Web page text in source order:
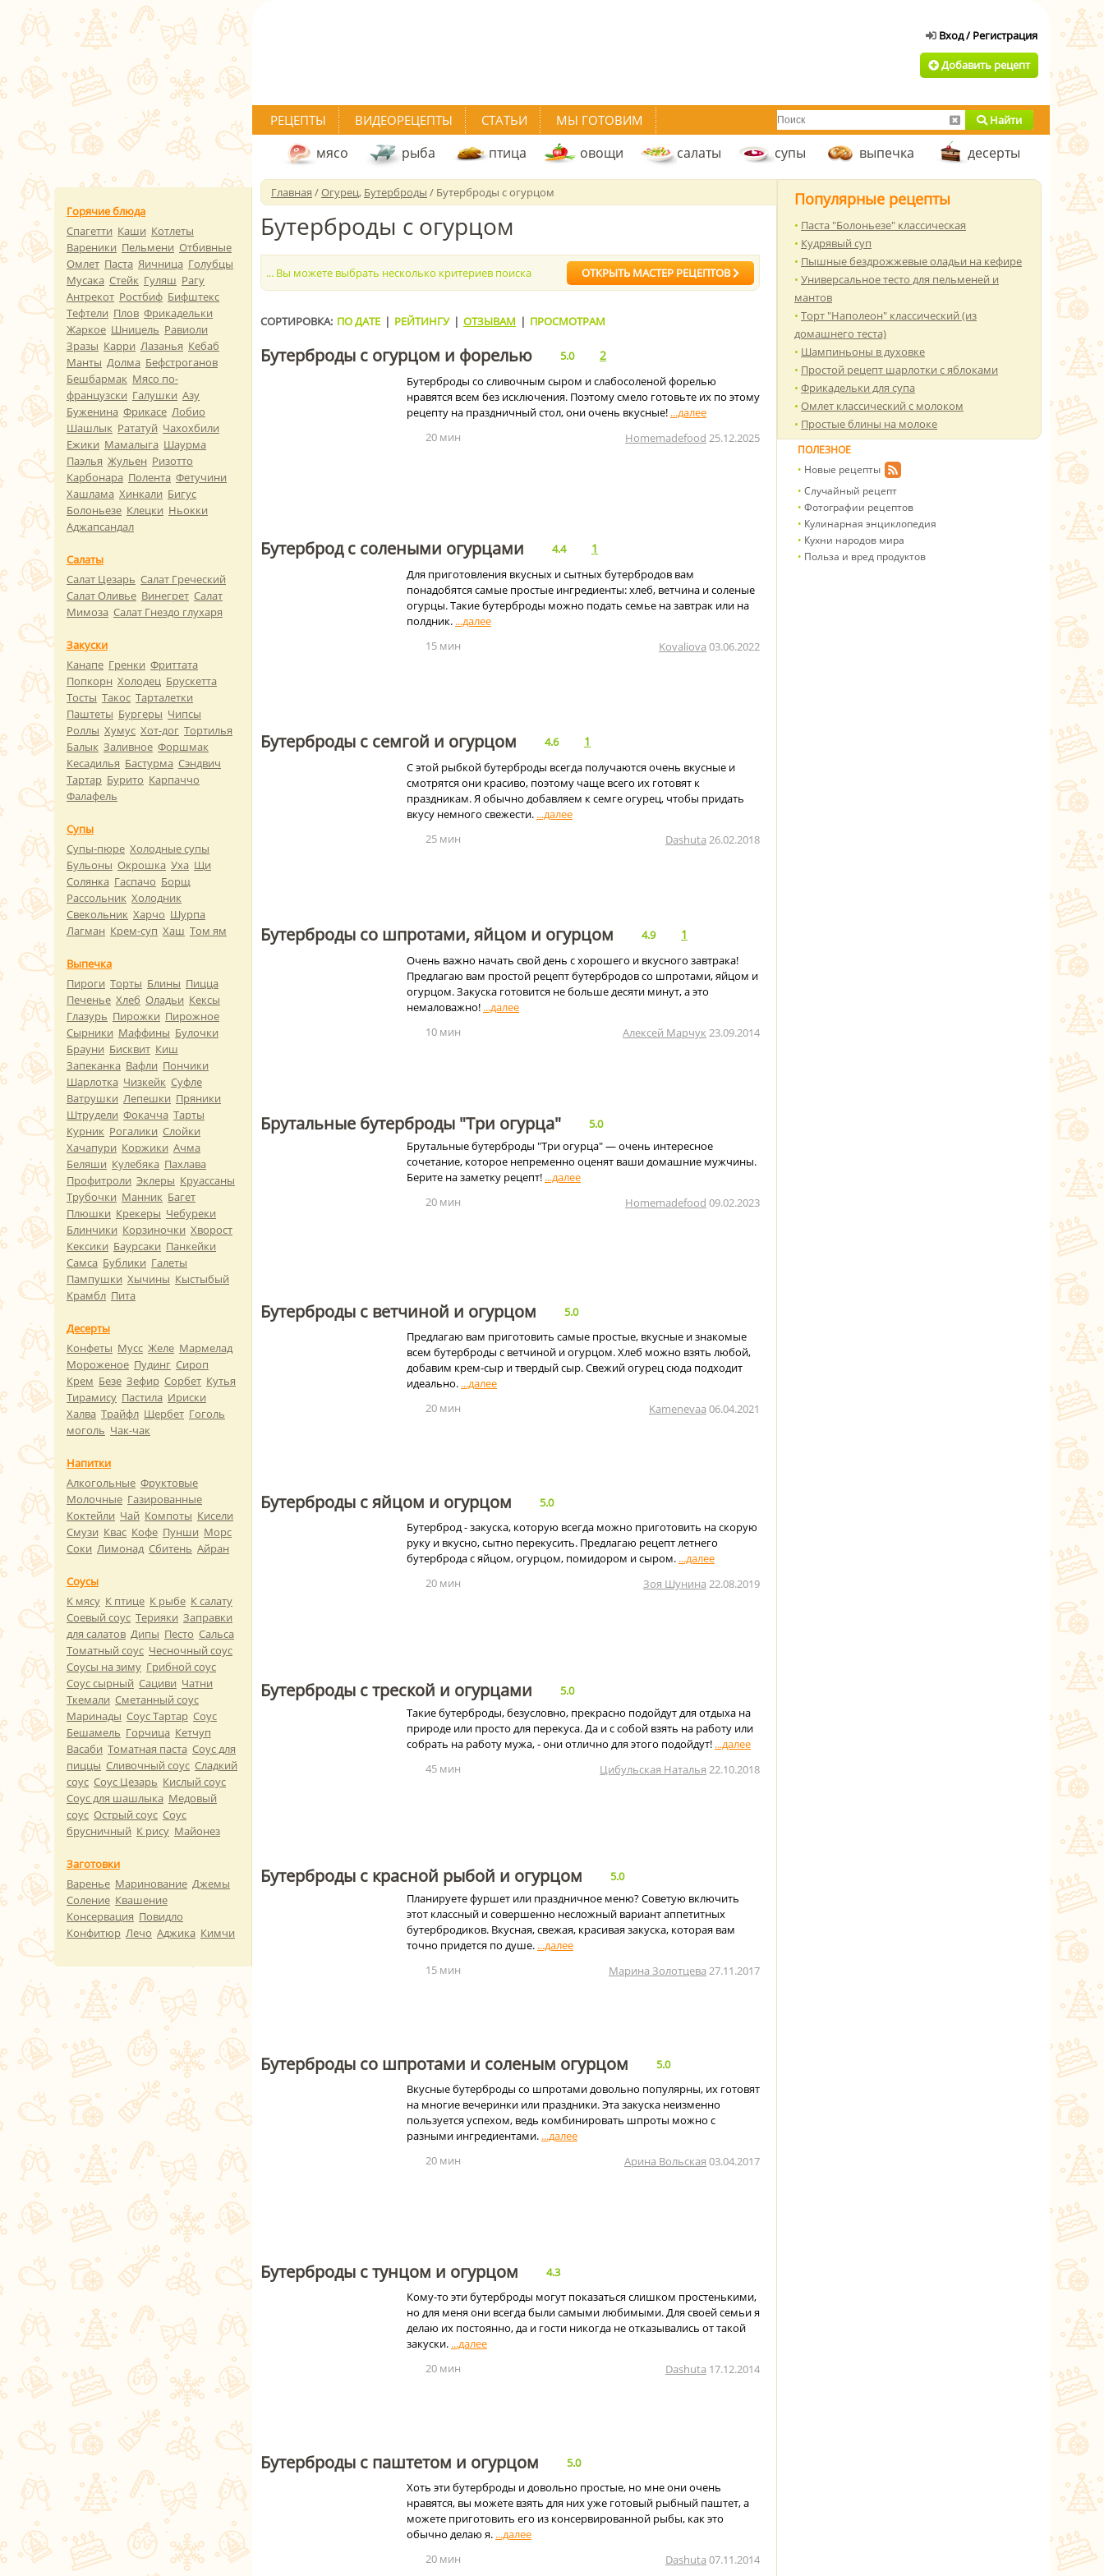
Добавить рецепт
РЕЦЕПТЫ ВИДЕОРЕЦЕПТЫ СТАТЬИ МЫ ГОТОВИМ Найти
мясо рыба птица овощи салаты супы выпечка десерты
Главная /Огурец, Бутерброды / Бутерброды с огурцом
Бутерброды с огурцом
... Вы можете выбрать несколько критериев поиска ОТКРЫТЬ МАСТЕР РЕЦЕПТОВ
СОРТИРОВКА: ПО ДАТЕ | РЕЙТИНГУ | ОТЗЫВАМ | ПРОСМОТРАМ
Бутерброды с огурцом и форелью 5.0 2
Бутерброды со сливочным сыром и слабосоленой форелью
нравятся всем без исключения. Поэтому смело готовьте их по этому
рецепту на праздничный стол, они очень вкусные!
20 мин
Homemadefood 25.12.2025
Бутерброд с солеными огурцами 4.4 1
Для приготовления вкусных и сытных бутербродов вам
понадобятся самые простые ингредиенты: хлеб, ветчина и соленые
огурцы. Такие бутерброды можно подать семье на завтрак или на
полдник.
15 мин
Kovaliova 03.06.2022
Бутерброды с семгой и огурцом 4.6 1
С этой рыбкой бутерброды всегда получаются очень вкусные и
смотрятся они красиво, поэтому чаще всего их готовят к
праздникам. Я обычно добавляем к семге огурец, чтобы придать
вкусу немного свежести.
25 мин
Dashuta 26.02.2018
Бутерброды со шпротами, яйцом и огурцом 4.9 1
Очень важно начать свой день с хорошего и вкусного завтрака!
Предлагаю вам простой рецепт бутербродов со шпротами, яйцом и
огурцом. Закуска готовится не больше десяти минут, а это
немаловажно!
10 мин
Алексей Марчук 23.09.2014
Брутальные бутерброды "Три огурца"
5.0
Брутальные бутерброды "Три огурца" — очень интересное
сочетание, которое непременно оценят ваши домашние мужчины.
Берите на заметку рецепт!
20 мин
Homemadefood 09.02.2023
Бутерброды с ветчиной и огурцом
5.0
Предлагаю вам приготовить самые простые, вкусные и знакомые
всем бутерброды с ветчиной и огурцом. Хлеб можно взять любой,
добавим крем-сыр и твердый сыр. Свежий огурец сюда подходит
идеально.
20 мин
Kamenevaa 06.04.2021
Бутерброды с яйцом и огурцом
5.0
Бутерброд - закуска, которую всегда можно приготовить на скорую
руку и вкусно, сытно перекусить. Предлагаю рецепт летнего
бутерброда с яйцом, огурцом, помидором и сыром.
20 мин
Зоя Шунина 22.08.2019
Бутерброды с треской и огурцами
5.0
Такие бутерброды, безусловно, прекрасно подойдут для отдыха на
природе или просто для перекуса. Да и с собой взять на работу или
собрать на работу мужа, - они отлично для этого подойдут!
45 мин
Цибульская Наталья 22.10.2018
Бутерброды с красной рыбой и огурцом
5.0
Планируете фуршет или праздничное меню? Советую включить
этот классный и совершенно несложный вариант аппетитных
бутербродиков. Вкусная, свежая, красивая закуска, которая вам
точно придется по душе.
15 мин
Марина Золотцева 27.11.2017
Бутерброды со шпротами и соленым огурцом
5.0
Вкусные бутерброды со шпротами довольно популярны, их готовят
на многие вечеринки или праздники. Эта закуска неизменно
пользуется успехом, ведь комбинировать шпроты можно с
разными ингредиентами.
20 мин
Арина Вольская 03.04.2017
Бутерброды с тунцом и огурцом
4.3
Кому-то эти бутерброды могут показаться слишком простенькими,
но для меня они всегда были самыми любимыми. Для своей семьи я
делаю их постоянно, да и гости никогда не отказывались от такой
закуски.
20 мин
Dashuta 17.12.2014
Бутерброды с паштетом и огурцом
5.0
Хоть эти бутерброды и довольно простые, но мне они очень
нравятся, вы можете взять для них уже готовый рыбный паштет, а
можете приготовить его из консервированной рыбы, как это
обычно делаю я.
20 мин
Dashuta 07.11.2014
Популярные рецепты
Паста "Болоньезе" классическая
Кудрявый суп
Пышные бездрожжевые оладьи на кефире
Универсальное тесто для пельменей и
мантов
Торт "Наполеон" классический (из
домашнего теста)
Шампиньоны в духовке
Простой рецепт шарлотки с яблоками
Фрикадельки для супа
Омлет классический с молоком
Простые блины на молоке
ПОЛЕЗНОЕ
Новые рецепты
Случайный рецепт
Фотографии рецептов
Кулинарная энциклопедия
Кухни народов мира
Польза и вред продуктов
Горячие блюда
Спагетти Каши Котлеты
Вареники Пельмени Отбивные
Омлет Паста Яичница Голубцы
Мусака Стейк Гуляш Рагу
Антрекот Ростбиф Бифштекс
Тефтели Плов Фрикадельки
Жаркое Шницель Равиоли
Зразы Карри Лазанья Кебаб
Манты Долма Бефстроганов
Бешбармак Мясо по-
французски Галушки Азу
Буженина Фрикасе Лобио
Шашлык Рататуй Чахохбили
Ежики Мамалыга Шаурма
Паэлья Жульен Ризотто
Карбонара Полента Фетучини
Хашлама Хинкали Бигус
Болоньезе Клецки Ньокки
Аджапсандал
Салаты
Салат Цезарь Салат Греческий
Салат Оливье Винегрет Салат
Мимоза Салат Гнездо глухаря
Закуски
Канапе Гренки Фриттата
Попкорн Холодец Брускетта
Тосты Такос Тарталетки
Паштеты Бургеры Чипсы
Роллы Хумус Хот-дог Тортилья
Балык Заливное Форшмак
Кесадилья Бастурма Сэндвич
Тартар Бурито Карпаччо
Фалафель
Супы
Супы-пюре Холодные супы
Бульоны Окрошка Уха Щи
Солянка Гаспачо Борщ
Рассольник Холодник
Свекольник Харчо Шурпа
Лагман Крем-суп Хаш Том ям
Выпечка
Пироги Торты Блины Пицца
Печенье Хлеб Оладьи Кексы
Глазурь Пирожки Пирожное
Сырники Маффины Булочки
Брауни Бисквит Киш
Запеканка Вафли Пончики
Шарлотка Чизкейк Суфле
Ватрушки Лепешки Пряники
Штрудели Фокачча Тарты
Курник Рогалики Слойки
Хачапури Коржики Ачма
Беляши Кулебяка Пахлава
Профитроли Эклеры Круассаны
Трубочки Манник Багет
Плюшки Крекеры Чебуреки
Блинчики Корзиночки Хворост
Кексики Баурсаки Панкейки
Самса Бублики Галеты
Пампушки Хычины Кыстыбый
Крамбл Пита
Десерты
Конфеты Мусс Желе Мармелад
Мороженое Пудинг Сироп
Крем Безе Зефир Сорбет Кутья
Тирамису Пастила Ириски
Халва Трайфл Щербет Гоголь
моголь Чак-чак
Напитки
Алкогольные Фруктовые
Молочные Газированные
Коктейли Чай Компоты Кисели
Смузи Квас Кофе Пунши Морс
Соки Лимонад Сбитень Айран
Соусы
К мясу К птице К рыбе К салату
Соевый соус Терияки Заправки
для салатов Дипы Песто Сальса
Томатный соус Чесночный соус
Соусы на зиму Грибной соус
Соус сырный Сациви Чатни
Ткемали Сметанный соус
Маринады Соус Тартар Соус
Бешамель Горчица Кетчуп
Васаби Томатная паста Соус для
пиццы Сливочный соус Сладкий
соус Соус Цезарь Кислый соус
Соус для шашлыка Медовый
соус Острый соус Соус
брусничный К рису Майонез
Заготовки
Варенье Маринование Джемы
Соление Квашение
Консервация Повидло
Конфитюр Лечо Аджика Кимчи